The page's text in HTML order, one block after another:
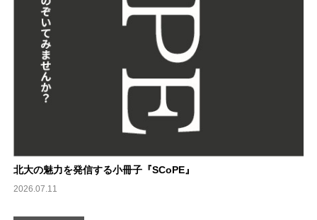
北大の魅力を発信する小冊子『SCoPE』
2026.07.11